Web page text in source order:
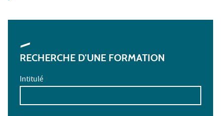
RECHERCHE D'UNE FORMATION
Intitulé